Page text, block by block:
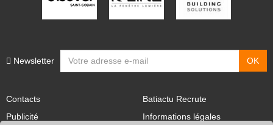
Newsletter
Contacts
Publicité
Batiactu Recrute
Informations légales